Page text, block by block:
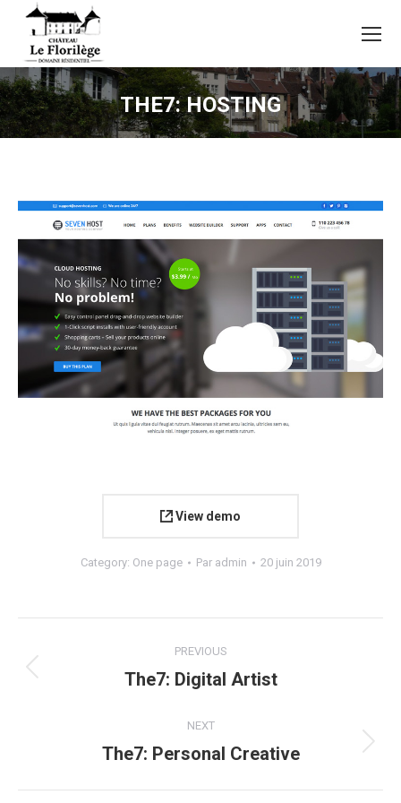
THE7: HOSTING
View demo
Category: One page Par admin 20 juin 2019
de
commentaire
PREVIOUS
Onglet
The7: Digital Artist
NEXT
Projets
The7: Personal Creative